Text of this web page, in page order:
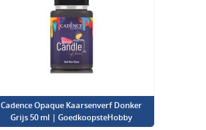
Cadence Opaque Kaarsenverf Donker
Grijs 50 ml | GoedkoopsteHobby